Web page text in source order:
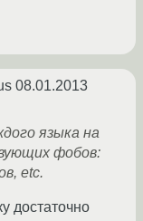
08.01.2013
языка на
фобов:
etc.
достаточно